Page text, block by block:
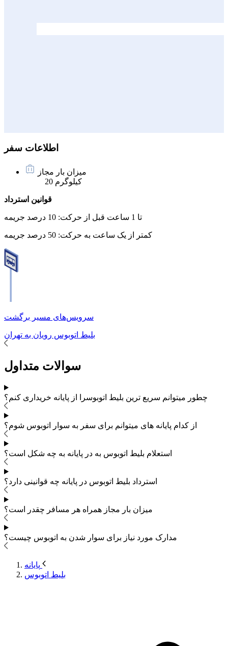
اطلاعات سفر
میزان بار مجاز
20 کیلوگرم
قوانین استرداد
تا 1 ساعت قبل از حرکت: 10 درصد جریمه
کمتر از یک ساعت به حرکت: 50 درصد جریمه
سرویس‌های مسیر برگشت
بلیط اتوبوس رویان به تهران
سوالات متداول
چطور میتوانم سریع ترین بلیط اتوبوسرا از پایانه خریداری کنم؟
از کدام پایانه های میتوانم برای سفر به سوار اتوبوس شوم؟
استعلام بلیط اتوبوس به در پایانه به چه شکل است؟
استرداد بلیط اتوبوس در پایانه چه قوانینی دارد؟
میزان بار مجاز همراه هر مسافر چقدر است؟
مدارک مورد نیاز برای سوار شدن به اتوبوس چیست؟
بلیط اتوبوس